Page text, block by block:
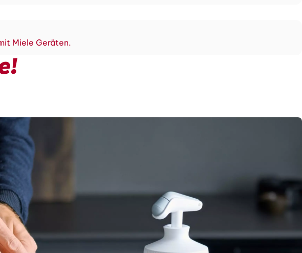
Miele Geräten.